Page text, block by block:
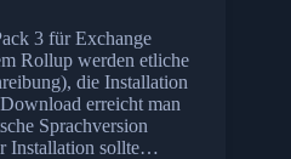
3 für Exchange
Rollup werden etliche
die Installation
erreicht man
Sprachversion
Installation sollte…